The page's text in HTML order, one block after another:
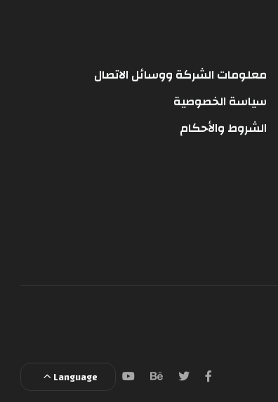
معلومات الشركة ووسائل الاتصال
سياسة الخصوصية
الشروط والأحكام
Language